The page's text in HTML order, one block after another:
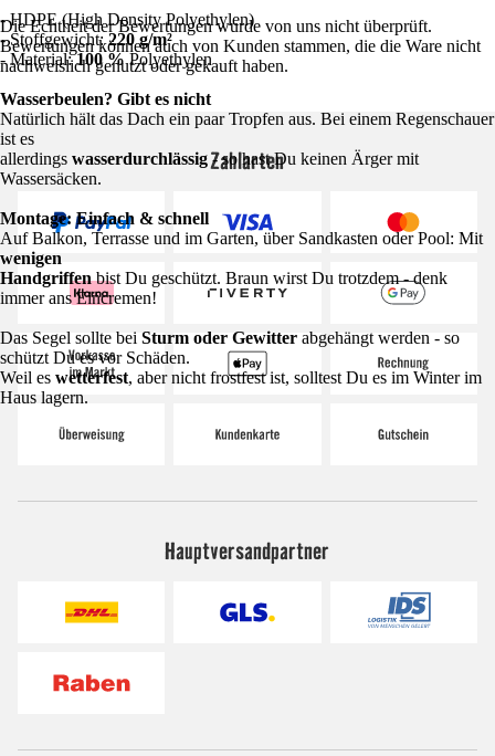
- HDPE (High Density Polyethylen)
- Stoffgewicht:220 g/m²
- Material:100 %Polyethylen
Wasserbeulen? Gibt es nicht
Natürlich hält das Dach ein paar Tropfen aus. Bei einem Regenschauer
ist es
allerdings wasserdurchlässig- so hast Du keinen Ärger mit
Wassersäcken.
Montage: Einfach & schnell
Auf Balkon, Terrasse und im Garten, über Sandkasten oder Pool: Mit
wenigen
Handgriffenbist Du geschützt. Braun wirst Du trotzdem - denk
immer ans Eincremen!
Das Segel sollte bei Sturm oder Gewitter abgehängt werden - so
schützt Du es vor Schäden.
Weil es wetterfest, aber nicht frostfest ist, solltest Du es im Winter im
Haus lagern.
Die Echtheit der Bewertungen wurde von uns nicht überprüft.
Bewertungen können auch von Kunden stammen, die die Ware nicht
nachweislich genutzt oder gekauft haben.
Zahlarten
Hauptversandpartner